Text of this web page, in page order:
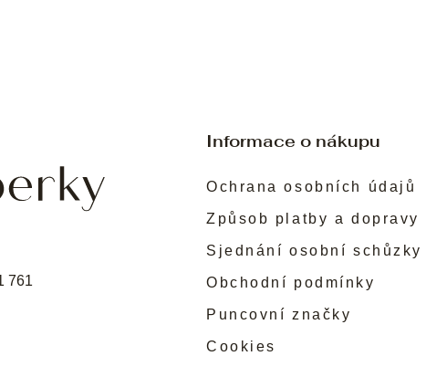
Informace o nákupu
Ochrana osobních údajů
Způsob platby a dopravy
Sjednání osobní schůzky
Obchodní podmínky
Puncovní značky
Cookies
761